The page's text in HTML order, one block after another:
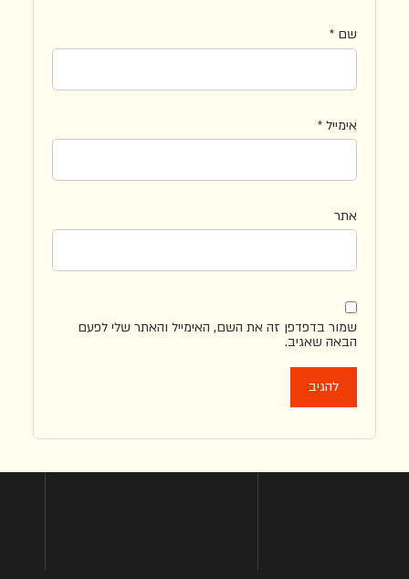
שם *
אימייל *
אתר
שמור בדפדפן זה את השם, האימייל והאתר שלי לפעם
הבאה שאגיב.